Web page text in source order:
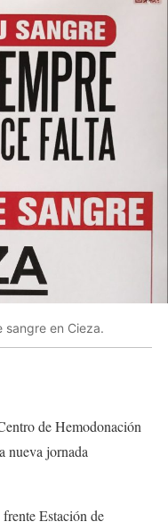
sangre en Cieza.
de Hemodonación
nueva jornada
Estación de